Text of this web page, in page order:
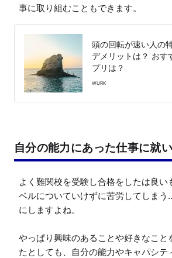
事に取り組むこともできます。
頭の回転が速い人の
デメリットは？ おす
プリは？
WURK
自分の能力にあった仕事に就
よく難関校を受験し合格をしたは良い
ベルについていけずに苦労してしまう
にしますよね。
やっぱり興味のあることや好きなこと
たとしても、自分の能力やキャパシテ